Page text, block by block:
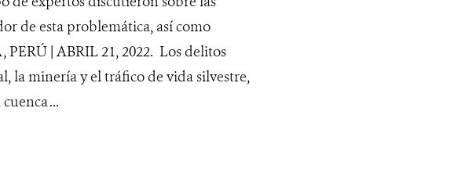
de esta problemática, así como
PERÚ | ABRIL 21, 2022. Los delitos
la minería y el tráfico de vida silvestre,
...